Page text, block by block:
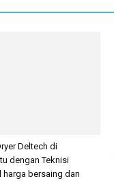
Deltech di
dengan Teknisi
harga bersaing dan